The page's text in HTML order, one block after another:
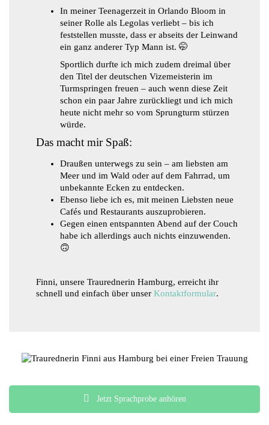
In meiner Teenagerzeit in Orlando Bloom in
seiner Rolle als Legolas verliebt – bis ich
feststellen musste, dass er abseits der Leinwand
ein ganz anderer Typ Mann ist. 🤭
Sportlich durfte ich mich zudem dreimal über
den Titel der deutschen Vizemeisterin im
Turmspringen freuen – auch wenn diese Zeit
schon ein paar Jahre zurückliegt und ich mich
heute nicht mehr so vom Sprungturm stürzen
würde.
Das macht mir Spaß:
Draußen unterwegs zu sein – am liebsten am
Meer und im Wald oder auf dem Fahrrad, um
unbekannte Ecken zu entdecken.
Ebenso liebe ich es, mit meinen Liebsten neue
Cafés und Restaurants auszuprobieren.
Gegen einen entspannten Abend auf der Couch
habe ich allerdings auch nichts einzuwenden.
🙃
Finni, unsere Traurednerin Hamburg, erreicht ihr
schnell und einfach über unser Kontaktformular.
Jetzt Sprachprobe anhören